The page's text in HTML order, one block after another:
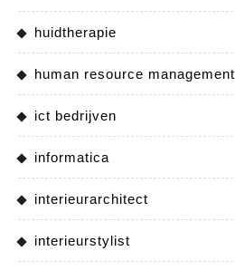
huidtherapie
human resource management
ict bedrijven
informatica
interieurarchitect
interieurstylist